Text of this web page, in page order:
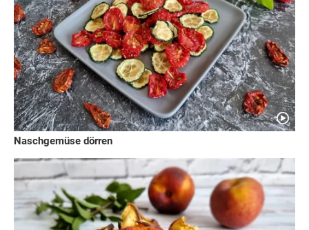
Naschgemüse dörren